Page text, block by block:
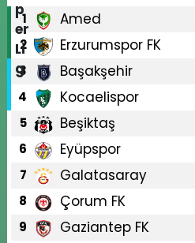
1 Amed
2 Erzurumspor FK
3 Başakşehir
4 Kocaelispor
5 Beşiktaş
6 Eyüpspor
7 Galatasaray
8 Çorum FK
9 Gaziantep FK